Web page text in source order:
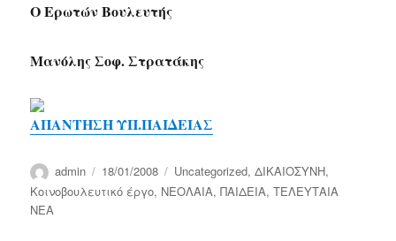
Ο Ερωτών Βουλευτής
Μανόλης Σοφ. Στρατάκης
ΑΠΑΝΤΗΣΗ ΥΠ.ΠΑΙΔΕΙΑΣ
Author
admin
Posted
on
18/01/2008 Categories
Uncategorized,ΔΙΚΑΙΟΣΥΝΗ,
Κοινοβουλευτικό έργο, ΝΕΟΛΑΙΑ,ΠΑΙΔΕΙΑ,ΤΕΛΕΥΤΑΙΑ
ΝΕΑ